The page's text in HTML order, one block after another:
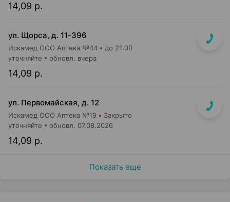
14,09 р.
ул. Щорса, д. 11-396
Искамед ООО Аптека №44 до 21:00
14,09 р.
уточняйте обновл. вчера
ул. Первомайская, д. 12
Искамед ООО Аптека №19 Закрыто
14,09 р.
уточняйте обновл. 07.08.2026
Показать еще